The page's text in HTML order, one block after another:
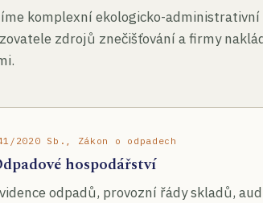
komplexní ekologicko-administrativní
zdrojů znečišťování a firmy
2020 Sb., Zákon o odpadech
hospodářství
odpadů, provozní řády skladů,